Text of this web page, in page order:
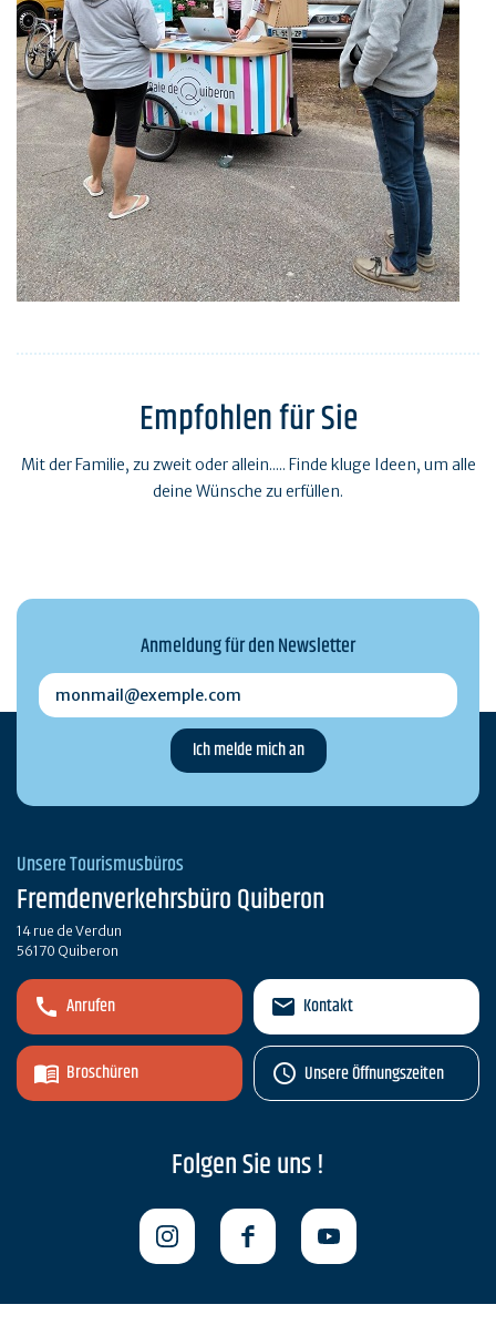
Empfohlen für Sie
Mit der Familie, zu zweit oder allein..... Finde kluge Ideen, um alle
deine Wünsche zu erfüllen.
Anmeldung für den Newsletter
monmail@exemple.com
Unsere Tourismusbüros
Fremdenverkehrsbüro Quiberon
14 rue de Verdun
56170 Quiberon
Anrufen
Broschüren
Kontakt
Unsere Öffnungszeiten
Folgen Sie uns !